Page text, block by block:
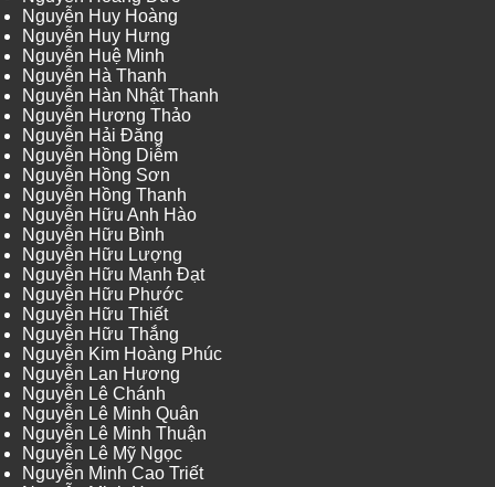
Nguyễn Huy Hoàng
Nguyễn Huy Hưng
Nguyễn Huệ Minh
Nguyễn Hà Thanh
Nguyễn Hàn Nhật Thanh
Nguyễn Hương Thảo
Nguyễn Hải Đăng
Nguyễn Hồng Diễm
Nguyễn Hồng Sơn
Nguyễn Hồng Thanh
Nguyễn Hữu Anh Hào
Nguyễn Hữu Bình
Nguyễn Hữu Lượng
Nguyễn Hữu Mạnh Đạt
Nguyễn Hữu Phước
Nguyễn Hữu Thiết
Nguyễn Hữu Thắng
Nguyễn Kim Hoàng Phúc
Nguyễn Lan Hương
Nguyễn Lê Chánh
Nguyễn Lê Minh Quân
Nguyễn Lê Minh Thuận
Nguyễn Lê Mỹ Ngọc
Nguyễn Minh Cao Triết